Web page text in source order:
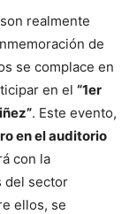
realmente
de
se complace en
en el “1er
. Este evento,
en el auditorio
con la
del sector
ellos, se